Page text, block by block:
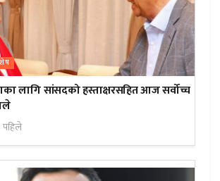
लागि सांसदको हस्ताक्षरसहित आज सर्वोच्च